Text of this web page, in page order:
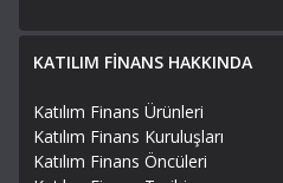
KATILIM FİNANS HAKKINDA
Katılım Finans Ürünleri
Katılım Finans Kuruluşları
Katılım Finans Öncüleri